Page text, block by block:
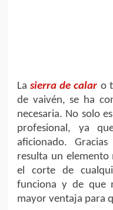
Lasierra de calar o
de vaivén, se ha
necesaria. No solo
profesional, ya
aficionado.
resulta un elemento
el corte de
funciona y de que
mayor ventaja para